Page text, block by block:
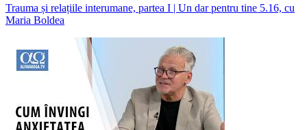
Trauma și relațiile interumane, partea I | Un dar pentru tine 5.16, cu
Maria Boldea